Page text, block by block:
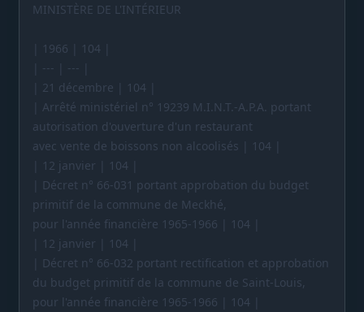
MINISTÈRE DE L'INTÉRIEUR
| 1966 | 104 |
| --- | --- |
| 21 décembre | 104 |
| Arrêté ministériel n° 19239 M.I.N.T.-A.P.A. portant
autorisation d'ouverture d'un restaurant
avec vente de boissons non alcoolisés | 104 |
| 12 janvier | 104 |
| Décret n° 66-031 portant approbation du budget
primitif de la commune de Meckhé,
pour l'année financière 1965-1966 | 104 |
| 12 janvier | 104 |
| Décret n° 66-032 portant rectification et approbation
du budget primitif de la commune de Saint-Louis,
pour l'année financière 1965-1966 | 104 |